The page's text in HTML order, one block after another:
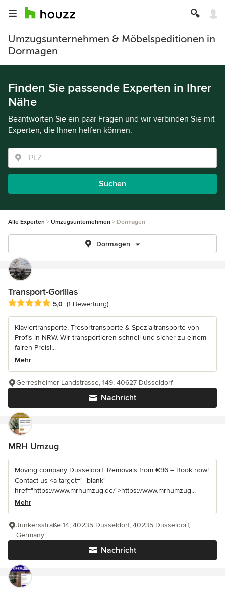
Umzugsunternehmen & Möbelspeditionen in
Dormagen
Finden Sie passende Experten in Ihrer
Nähe
Beantworten Sie ein paar Fragen und wir verbinden Sie mit
Experten, die Ihnen helfen können.
Suchen
Alle Experten Umzugsunternehmen Dormagen
Dormagen
Transport-Gorillas
Durchschnittliche Bewertung: 5 von 5 Sternen
5,0 (1 Bewertung)
Klaviertransporte, Tresortransporte & Spezialtransporte von
Profis in NRW. Wir transportieren schnell und sicher zu einem
fairen Preis!...
Mehr
Nachricht
Gerresheimer Landstrasse, 149, 40627 Düsseldorf
MRH Umzug
Moving company Düsseldorf: Removals from €96 – Book now!
Contact us <a target="_blank"
href="https://www.mrhumzug.de/">https://www.mrhumzug...
Mehr
Nachricht
Junkersstraße 14, 40235 Düsseldorf, 40235 Düsseldorf,
Germany